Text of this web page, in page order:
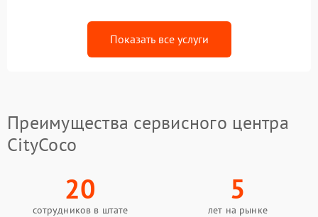
Показать все услуги
Преимущества сервисного центра
CityCoco
20
сотрудников в штате
5
лет на рынке